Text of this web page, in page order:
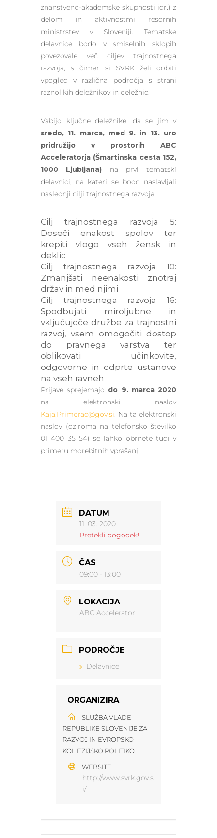
znanstveno-akademske skupnosti idr.) z
delom in aktivnostmi resornih
ministrstev v Sloveniji. Tematske
delavnice bodo v smiselnih sklopih
povezovale več ciljev trajnostnega
razvoja, s čimer si SVRK želi dobiti
vpogled v različna področja s strani
raznolikih deležnikov in deležnic.
Vabijo ključne deležnike, da se jim v
sredo, 11. marca, med 9. in 13. uro
pridružijo v prostorih ABC
Acceleratorja (Šmartinska cesta 152,
1000 Ljubljana) na prvi tematski
delavnici, na kateri se bodo naslavljali
naslednji cilji trajnostnega razvoja:
Cilj trajnostnega razvoja 5:
Doseči enakost spolov ter
krepiti vlogo vseh žensk in
deklic
Cilj trajnostnega razvoja 10:
Zmanjšati neenakosti znotraj
držav in med njimi
Cilj trajnostnega razvoja 16:
Spodbujati miroljubne in
vključujoče družbe za trajnostni
razvoj, vsem omogočiti dostop
do pravnega varstva ter
oblikovati učinkovite,
odgovorne in odprte ustanove
na vseh ravneh
Prijave sprejemajo do 9. marca 2020
na elektronski naslov
Kaja.Primorac@gov.si . Na ta elektronski
naslov (oziroma na telefonsko številko
01 400 35 54) se lahko obrnete tudi v
primeru morebitnih vprašanj.
DATUM
11. 03. 2020
Pretekli dogodek!
ČAS
09:00 - 13:00
LOKACIJA
ABC Accelerator
PODROČJE
Delavnice
ORGANIZIRA
SLUŽBA VLADE
REPUBLIKE SLOVENIJE ZA
RAZVOJ IN EVROPSKO
KOHEZIJSKO POLITIKO
WEBSITE
http://www.svrk.gov.s
i/